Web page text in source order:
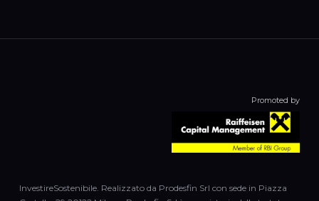
Promoted by
InvestireSostenibile. Realizzato da Prodesfin Srl con sede in Piazza